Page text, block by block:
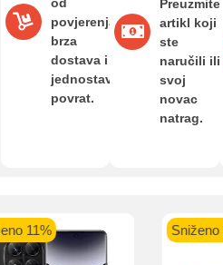
od
povjerenja,
brza
dostava i
jednostavan
povrat.
Preuzmite
artikl koji
ste
naručili ili
svoj
novac
natrag.
11% Sniženo
UniCredit banka VISA
Obročna do 24 rate